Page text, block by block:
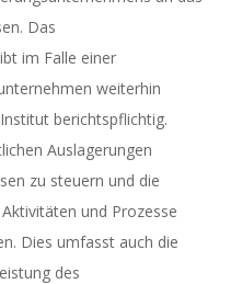
Das
im Falle einer
weiterhin
berichtspflichtig.
Auslagerungen
zu steuern und die
und Prozesse
Dies umfasst auch die
des